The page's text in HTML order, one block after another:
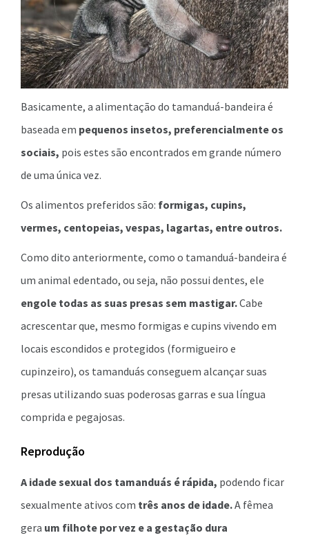
Basicamente, a alimentação do tamanduá-bandeira é
baseada em pequenos insetos, preferencialmente os
sociais, pois estes são encontrados em grande número
de uma única vez.
Os alimentos preferidos são: formigas, cupins,
vermes, centopeias, vespas, lagartas, entre outros.
Como dito anteriormente, como o tamanduá-bandeira é
um animal edentado, ou seja, não possui dentes, ele
engole todas as suas presas sem mastigar.Cabe
acrescentar que, mesmo formigas e cupins vivendo em
locais escondidos e protegidos (formigueiro e
cupinzeiro), os tamanduás conseguem alcançar suas
presas utilizando suas poderosas garras e sua língua
comprida e pegajosas.
Reprodução
A idade sexual dos tamanduás é rápida, podendo ficar
sexualmente ativos com três anos de idade.A fêmea
gera um filhote por vez e a gestação dura